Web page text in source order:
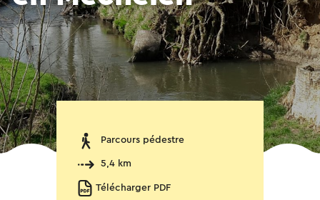
Parcours pédestre
5,4 km
Télécharger PDF